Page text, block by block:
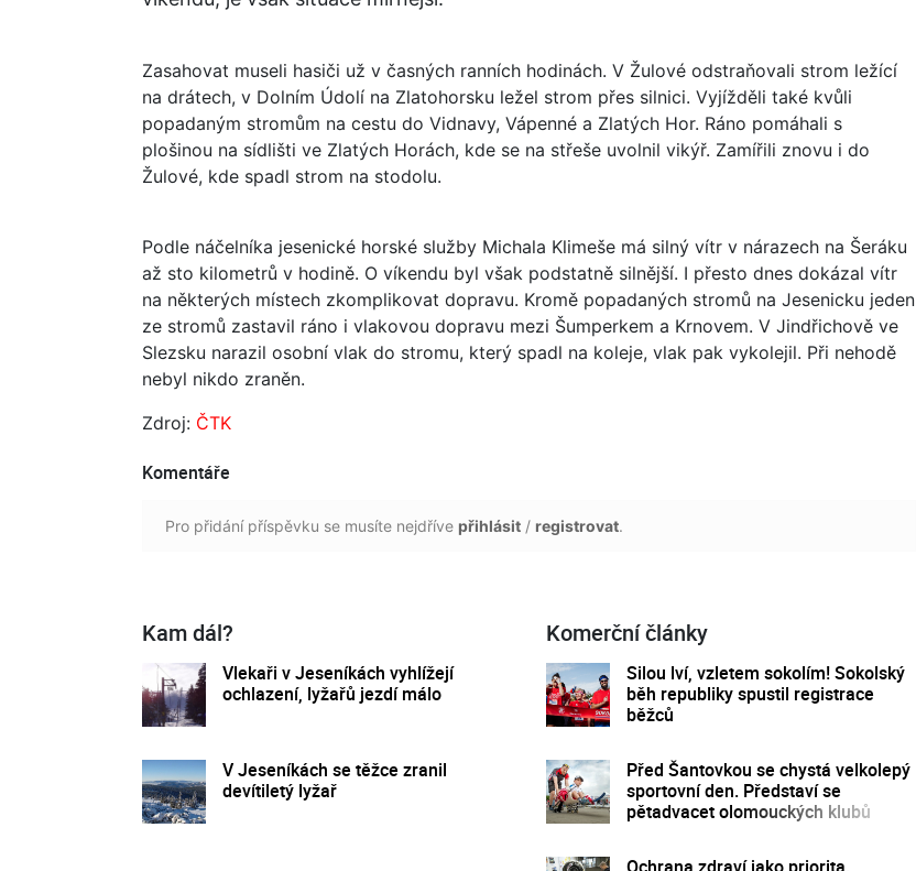
Zasahovat museli hasiči už v časných ranních hodinách. V Žulové odstraňovali strom ležící
na drátech, v Dolním Údolí na Zlatohorsku ležel strom přes silnici. Vyjížděli také kvůli
popadaným stromům na cestu do Vidnavy, Vápenné a Zlatých Hor. Ráno pomáhali s
plošinou na sídlišti ve Zlatých Horách, kde se na střeše uvolnil vikýř. Zamířili znovu i do
Žulové, kde spadl strom na stodolu.
Podle náčelníka jesenické horské služby Michala Klimeše má silný vítr v nárazech na Šeráku
až sto kilometrů v hodině. O víkendu byl však podstatně silnější. I přesto dnes dokázal vítr
na některých místech zkomplikovat dopravu. Kromě popadaných stromů na Jesenicku jeden
ze stromů zastavil ráno i vlakovou dopravu mezi Šumperkem a Krnovem. V Jindřichově ve
Slezsku narazil osobní vlak do stromu, který spadl na koleje, vlak pak vykolejil. Při nehodě
nebyl nikdo zraněn.
Zdroj: ČTK
Komentáře
Pro přidání příspěvku se musíte nejdříve přihlásit / registrovat.
Kam dál?
Vlekaři v Jeseníkách vyhlížejí
ochlazení, lyžařů jezdí málo
V Jeseníkách se těžce zranil
devítiletý lyžař
Komerční články
Silou lví, vzletem sokolím! Sokolský
běh republiky spustil registrace
běžců
Před Šantovkou se chystá velkolepý
sportovní den. Představí se
pětadvacet olomouckých klubů